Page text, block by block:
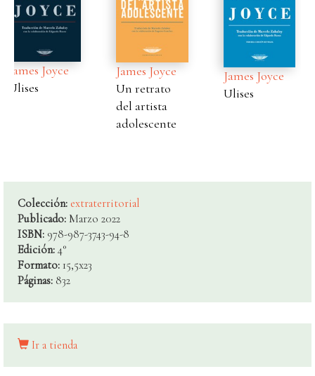
James Joyce
Un retrato
James Joyce
Ulises
James Joyce
Poesía
Colección: extraterritorial
Publicado: Marzo 2022
ISBN: 978-987-3743-94-8
Edición: 4°
Formato: 15,5x23
Páginas: 832
Ir a tienda